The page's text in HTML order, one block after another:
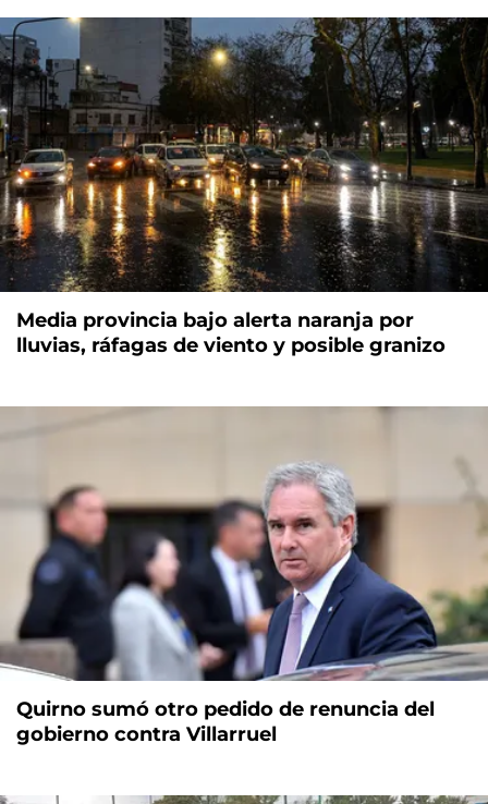
Media provincia bajo alerta naranja por
lluvias, ráfagas de viento y posible granizo
Quirno sumó otro pedido de renuncia del
gobierno contra Villarruel